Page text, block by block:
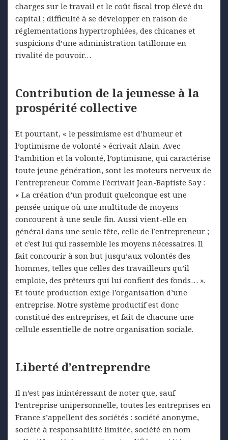
charges sur le travail et le coût fiscal trop élevé du
capital ; difficulté à se développer en raison de
réglementations hypertrophiées, des chicanes et
suspicions d’une administration tatillonne en
rivalité de pouvoir…
Contribution de la jeunesse à la
prospérité collective
Et pourtant, « le pessimisme est d’humeur et
l’optimisme de volonté » écrivait Alain. Avec
l’ambition et la volonté, l’optimisme, qui caractérise
toute jeune génération, sont les moteurs nerveux de
l’entrepreneur. Comme l’écrivait Jean-Baptiste Say :
« La création d’un produit quelconque est une
pensée unique où une multitude de moyens
concourent à une seule fin. Aussi vient-elle en
général dans une seule tête, celle de l’entrepreneur ;
et c’est lui qui rassemble les moyens nécessaires. Il
fait concourir à son but jusqu’aux volontés des
hommes, telles que celles des travailleurs qu’il
emploie, des prêteurs qui lui confient des fonds… ».
Et toute production exige l’organisation d’une
entreprise. Notre système productif est donc
constitué des entreprises, et fait de chacune une
cellule essentielle de notre organisation sociale.
Liberté d’entreprendre
Il n’est pas inintéressant de noter que, sauf
l’entreprise unipersonnelle, toutes les entreprises en
France s’appellent des sociétés : société anonyme,
société à responsabilité limitée, société en nom